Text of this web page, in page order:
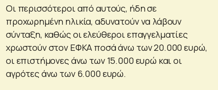
Οι περισσότεροι από αυτούς, ήδη σε
προχωρημένη ηλικία, αδυνατούν να λάβουν
σύνταξη, καθώς οι ελεύθεροι επαγγελματίες
χρωστούν στον ΕΦΚΑ ποσά άνω των 20.000 ευρώ,
οι επιστήμονες άνω των 15.000 ευρώ και οι
αγρότες άνω των 6.000 ευρώ.